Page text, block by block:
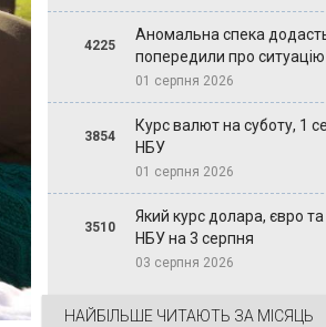
4225
Аномальна спека
попередили про ситуацію
01 серпня 2026
3854
Курс валют на суботу, 1
НБУ
01 серпня 2026
3510
Який курс долара, євро
НБУ на 3 серпня
03 серпня 2026
НАЙБІЛЬШЕ ЧИТАЮТЬ ЗА МІСЯЦЬ